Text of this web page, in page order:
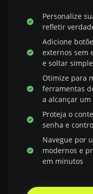
Personalize
refletir
Adicione
externos sem
e soltar
Otimize para
ferramentas
a alcançar
Proteja o
senha e
Navegue por
modernos e
em minutos